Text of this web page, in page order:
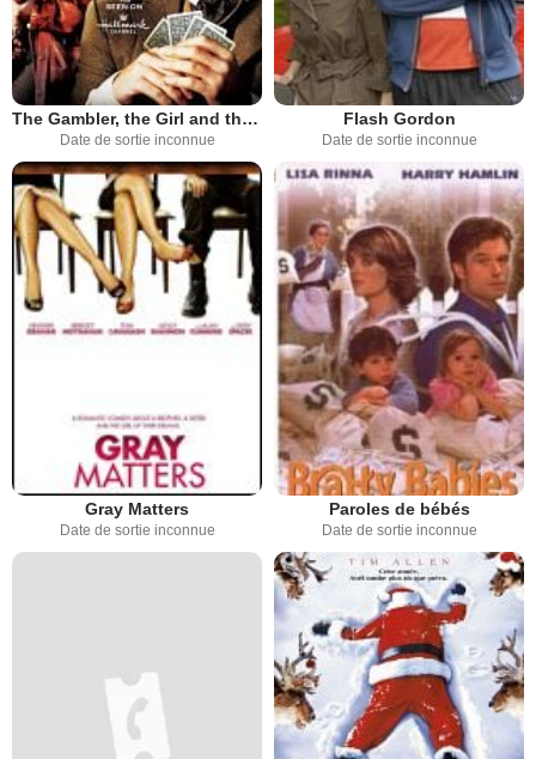
The Gambler, the Girl and the Gunslinger
Date de sortie inconnue
Flash Gordon
Date de sortie inconnue
Gray Matters
Date de sortie inconnue
Paroles de bébés
Date de sortie inconnue